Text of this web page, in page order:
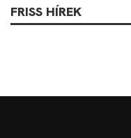
FRISS HÍREK